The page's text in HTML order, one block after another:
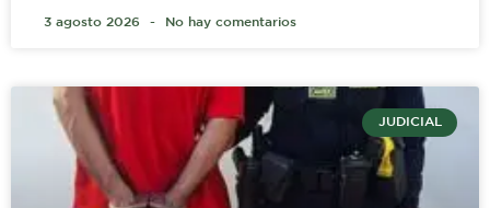
3 agosto 2026 No hay comentarios
JUDICIAL